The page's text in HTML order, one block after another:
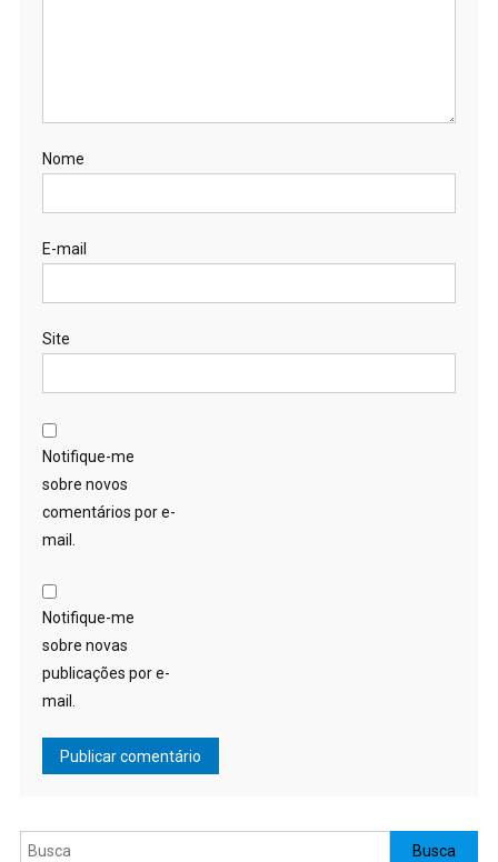
Nome
E-mail
Site
Notifique-me
sobre novos
comentários por e-
mail.
Notifique-me
sobre novas
publicações por e-
mail.
Pesquisar Busca